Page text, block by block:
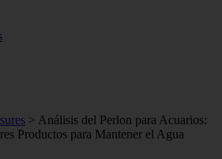
> Análisis del Perlon para Acuarios:
Productos para Mantener el Agua